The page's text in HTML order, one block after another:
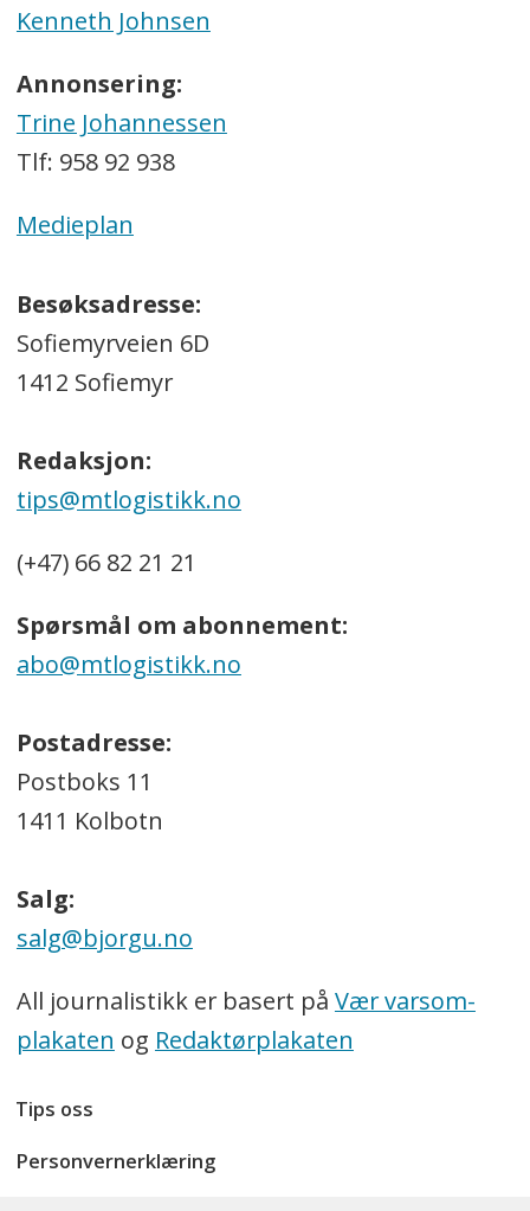
Kenneth Johnsen
Annonsering:
Trine Johannessen
Tlf: 958 92 938
Medieplan
Besøksadresse:
Sofiemyrveien 6D
1412 Sofiemyr
Redaksjon:
tips@mtlogistikk.no
(+47) 66 82 21 21
Spørsmål om abonnement:
abo@mtlogistikk.no
Postadresse:
Postboks 11
1411 Kolbotn
Salg:
salg@bjorgu.no
All journalistikk er basert på Vær varsom-
plakaten og Redaktørplakaten
Tips oss
Personvernerklæring